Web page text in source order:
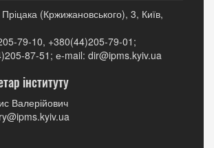
(Кржижановського), 3, Київ,
79-10, +380(44)205-79-01;
87-51; е-mail: dir@ipms.kyiv.ua
інституту
Валерійович